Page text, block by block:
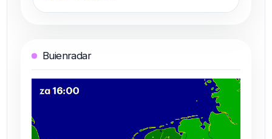
Buienradar